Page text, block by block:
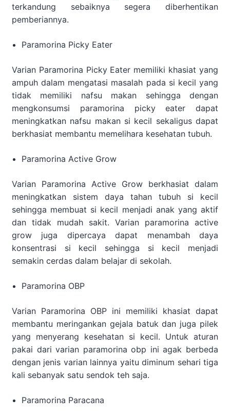
terkandung sebaiknya segera diberhentikan
pemberiannya.
Paramorina Picky Eater
Varian Paramorina Picky Eater memiliki khasiat yang
ampuh dalam mengatasi masalah pada si kecil yang
tidak memiliki nafsu makan sehingga dengan
mengkonsumsi paramorina picky eater dapat
meningkatkan nafsu makan si kecil sekaligus dapat
berkhasiat membantu memelihara kesehatan tubuh.
Paramorina Active Grow
Varian Paramorina Active Grow berkhasiat dalam
meningkatkan sistem daya tahan tubuh si kecil
sehingga membuat si kecil menjadi anak yang aktif
dan tidak mudah sakit. Varian paramorina active
grow juga dipercaya dapat menambah daya
konsentrasi si kecil sehingga si kecil menjadi
semakin cerdas dalam belajar di sekolah.
Paramorina OBP
Varian Paramorina OBP ini memiliki khasiat dapat
membantu meringankan gejala batuk dan juga pilek
yang menyerang kesehatan si kecil. Untuk aturan
pakai dari varian paramorina obp ini agak berbeda
dengan jenis varian lainnya yaitu diminum sehari tiga
kali sebanyak satu sendok teh saja.
Paramorina Paracana